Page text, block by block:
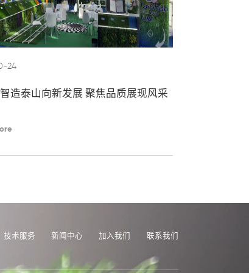
24
造泰山向新发展 聚焦品质展现风采
技术服务 新闻中心 加入我们 联系我们